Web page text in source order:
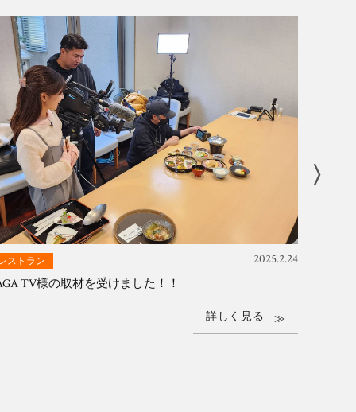
TV様の取材を受けました！！
ストラン
2025.2.24
TV様の取材を受けました！！
詳しく見る
〉